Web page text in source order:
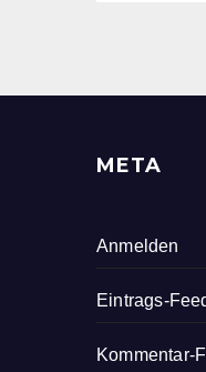
META
Anmelden
Eintrags-
Kommentar-